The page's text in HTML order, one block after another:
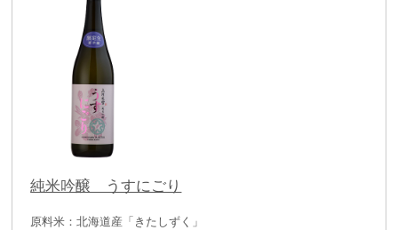
純米吟醸 うすにごり
原料米：北海道産「きたしずく」